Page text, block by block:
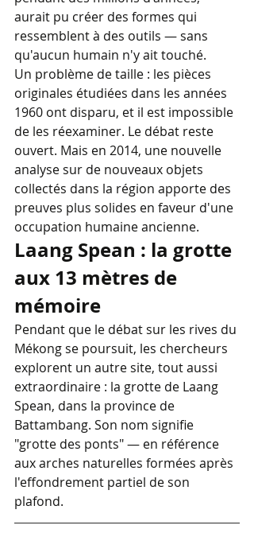
aurait pu créer des formes qui
ressemblent à des outils — sans
qu'aucun humain n'y ait touché.
Un problème de taille : les pièces
originales étudiées dans les années
1960 ont disparu, et il est impossible
de les réexaminer. Le débat reste
ouvert. Mais en 2014, une nouvelle
analyse sur de nouveaux objets
collectés dans la région apporte des
preuves plus solides en faveur d'une
occupation humaine ancienne.
Laang Spean : la grotte
aux 13 mètres de
mémoire
Pendant que le débat sur les rives du
Mékong se poursuit, les chercheurs
explorent un autre site, tout aussi
extraordinaire : la grotte de Laang
Spean, dans la province de
Battambang. Son nom signifie
"grotte des ponts" — en référence
aux arches naturelles formées après
l'effondrement partiel de son
plafond.